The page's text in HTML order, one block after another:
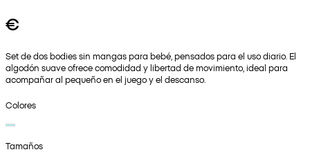
€
Set de dos bodies sin mangas para bebé, pensados para el uso diario. El
algodón suave ofrece comodidad y libertad de movimiento, ideal para
acompañar al pequeño en el juego y el descanso.
Colores
Tamaños